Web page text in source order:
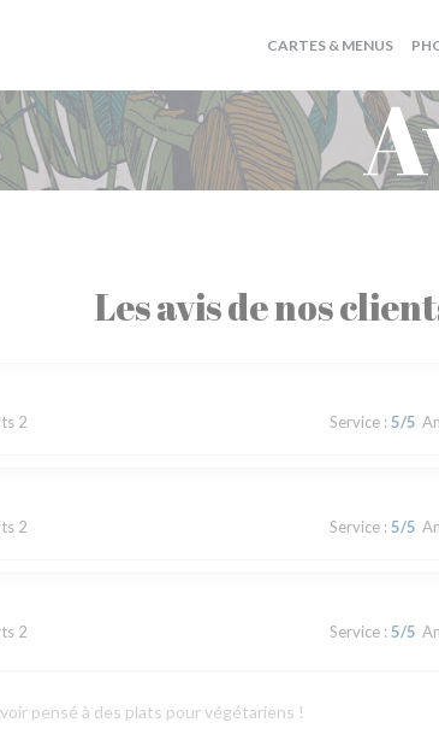
CARTES & MENUS
Les avis de nos
2 Service: 5/5
2 Service: 5/5
2 Service: 5/5
pensé à des plats pour végétariens !